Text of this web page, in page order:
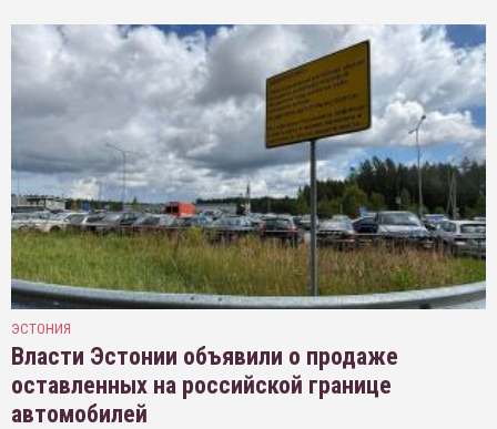
ЭСТОНИЯ
Власти Эстонии объявили о продаже
оставленных на российской границе
автомобилей